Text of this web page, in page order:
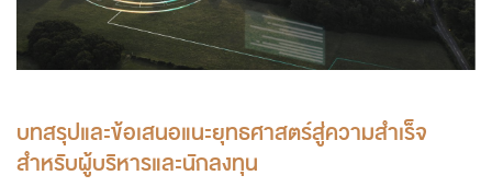
บทสรุปและข้อเสนอแนะยุทธศาสตร์สู่ความสำเร็จ
สำหรับผู้บริหารและนักลงทุน